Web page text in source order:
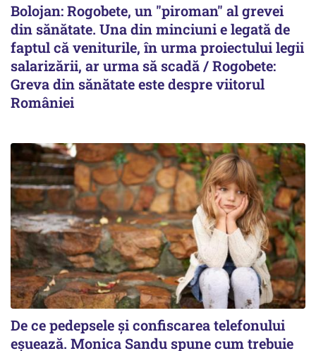
Bolojan: Rogobete, un "piroman" al grevei
din sănătate. Una din minciuni e legată de
faptul că veniturile, în urma proiectului legii
salarizării, ar urma să scadă / Rogobete:
Greva din sănătate este despre viitorul
României
De ce pedepsele și confiscarea telefonului
eșuează. Monica Sandu spune cum trebuie